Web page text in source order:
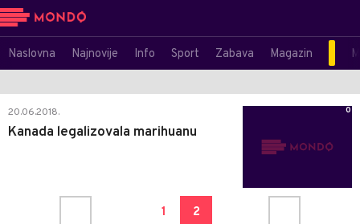
Naslovna Najnovije Info Sport Zabava Magazin
20.06.2018.
Kanada legalizovala marihuanu
0
1 2